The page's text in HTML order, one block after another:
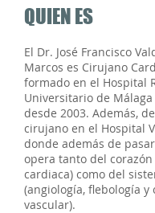
QUIEN ES
El Dr. José Francisco
Marcos es Cirujano
formado en el Hospital
Universitario de
desde 2003. Además,
cirujano en el Hospital
donde además de
opera tanto del
cardiaca) como del
(angiología, flebología y
vascular).